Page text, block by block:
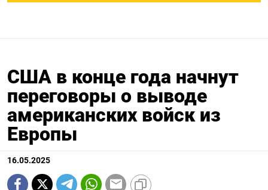
США в конце года начнут
переговоры о выводе
американских войск из
Европы
16.05.2025